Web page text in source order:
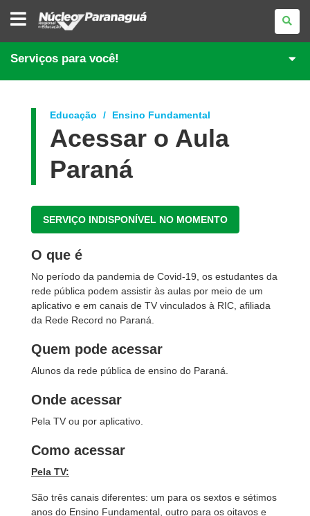
NÚCLEO
REGIONAL
EDUCAÇÃO
DE
PARANAGUÁ
Serviços para você!
Educação Ensino Fundamental
Acessar o Aula
Paraná
SERVIÇO INDISPONÍVEL NO MOMENTO
O que é
No período da pandemia de Covid-19, os estudantes da
rede pública podem assistir às aulas por meio de um
aplicativo e em canais de TV vinculados à RIC, afiliada
da Rede Record no Paraná.
Quem pode acessar
Alunos da rede pública de ensino do Paraná.
Onde acessar
Pela TV ou por aplicativo.
Como acessar
Pela TV:
São três canais diferentes: um para os sextos e sétimos
anos do Ensino Fundamental, outro para os oitavos e